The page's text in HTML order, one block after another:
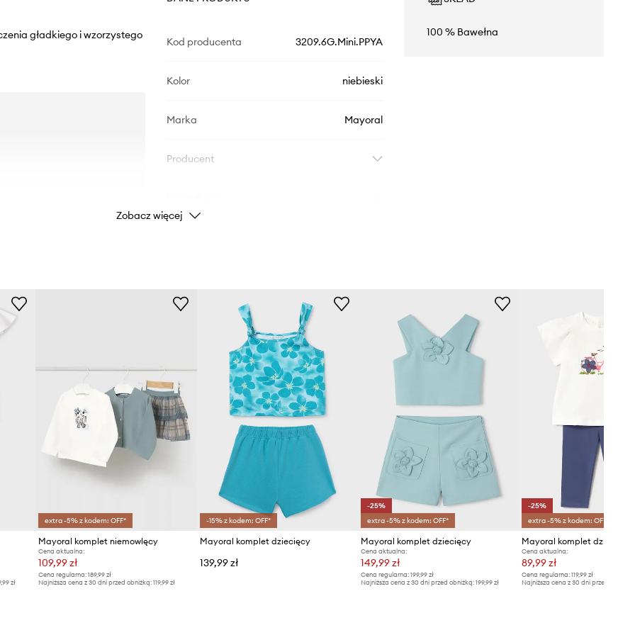
gładkiego i wzorzystego
Kod producenta 3209.6G.Mini.PPYA
Kolor niebieski
Marka Mayoral
Producent
100 % Bawełna
Zobacz więcej
zł
extra -5% z kodem: OFF*
Mayoral komplet niemowlęcy
Cena aktualna:
109,99 zł
Cena regularna: 189,99 zł
Najniższa cena z 30 dni przed obniżką: 119,99 zł
-15% z kodem: OFF*
Mayoral komplet dziecięcy
139,99 zł
-25%
extra -5% z kodem: OFF*
Mayoral komplet dziecięcy
Cena aktualna:
149,99 zł
Cena regularna:199,99 zł
Najniższa cena z 30 dni przed obniżką:199,99 zł
-25%
extra -5% z kodem: OFF*
Mayoral komplet dziecięcy
Cena aktualna:
89,99 zł
Cena regularna: 119,99 zł
Najniższa cena z 30 dni przed obniżką: